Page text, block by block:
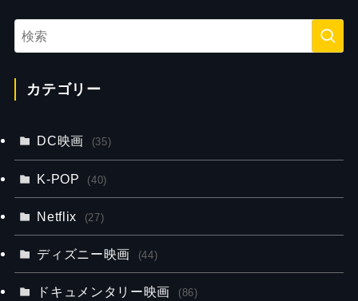
カテゴリー
DC映画 (35)
K-POP (40)
Netflix (27)
ディズニー映画 (44)
ドキュメンタリー映画 (86)